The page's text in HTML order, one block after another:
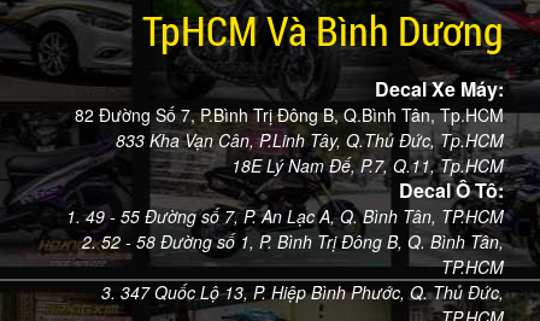
TpHCM Và Bình Dương
Decal Xe Máy:
82 Đường Số 7, P.Bình Trị Đông B, Q.Bình Tân, Tp.HCM
833 Kha Vạn Cân, P.Linh Tây, Q.Thủ Đức, Tp.HCM
18E Lý Nam Đế, P.7, Q.11, Tp.HCM
Decal Ô Tô:
1. 49 - 55 Đường số 7, P. An Lạc A, Q. Bình Tân, TP.HCM
2. 52 - 58 Đường số 1, P. Bình Trị Đông B, Q. Bình Tân,
TP.HCM
3. 347 Quốc Lộ 13, P. Hiệp Bình Phước, Q. Thủ Đức,